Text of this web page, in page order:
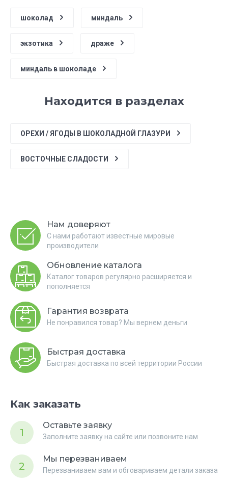
шоколад миндаль
экзотика драже
миндаль в шоколаде
Находится в разделах
ОРЕХИ / ЯГОДЫ В ШОКОЛАДНОЙ ГЛАЗУРИ
ВОСТОЧНЫЕ СЛАДОСТИ
Нам доверяют
С нами работают известные мировые
производители
Обновление каталога
Каталог товаров регулярно расширяется и
пополняется
Гарантия возврата
Не понравился товар? Мы вернем деньги
Быстрая доставка
Быстрая доставка по всей территории России
Как заказать
1
Оставьте заявку
Заполните заявку на сайте или позвоните нам
2
Мы перезваниваем
Перезваниваем вам и обговариваем детали заказа